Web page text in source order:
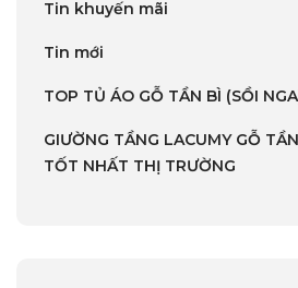
Tin khuyến mãi
Tin mới
TOP TỦ ÁO GỖ TẦN BÌ (SỒI
GIƯỜNG TẦNG LACUMY GỖ
TỐT NHẤT THỊ TRƯỜNG